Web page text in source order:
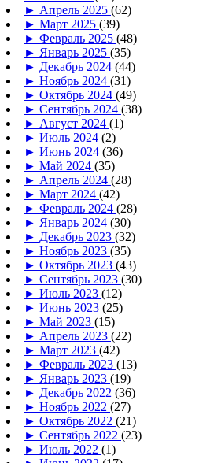
► Апрель 2025 (62)
► Март 2025 (39)
► Февраль 2025 (48)
► Январь 2025 (35)
► Декабрь 2024 (44)
► Ноябрь 2024 (31)
► Октябрь 2024 (49)
► Сентябрь 2024 (38)
► Август 2024 (1)
► Июль 2024 (2)
► Июнь 2024 (36)
► Май 2024 (35)
► Апрель 2024 (28)
► Март 2024 (42)
► Февраль 2024 (28)
► Январь 2024 (30)
► Декабрь 2023 (32)
► Ноябрь 2023 (35)
► Октябрь 2023 (43)
► Сентябрь 2023 (30)
► Июль 2023 (12)
► Июнь 2023 (25)
► Май 2023 (15)
► Апрель 2023 (22)
► Март 2023 (42)
► Февраль 2023 (13)
► Январь 2023 (19)
► Декабрь 2022 (36)
► Ноябрь 2022 (27)
► Октябрь 2022 (21)
► Сентябрь 2022 (23)
► Июль 2022 (1)